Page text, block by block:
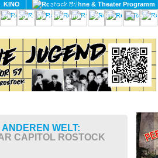
KINO
SPORT
WELT:
CAPITOL ROSTOCK